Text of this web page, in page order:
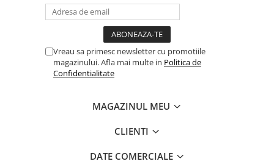
Fond de janta
Coliere si cleme sa
Angrenaje bicicleta
Vreau sa primesc newsletter cu promotiile
magazinului. Afla mai multe in Politica de
Confidentialitate
MAGAZINUL MEU
CLIENTI
DATE COMERCIALE